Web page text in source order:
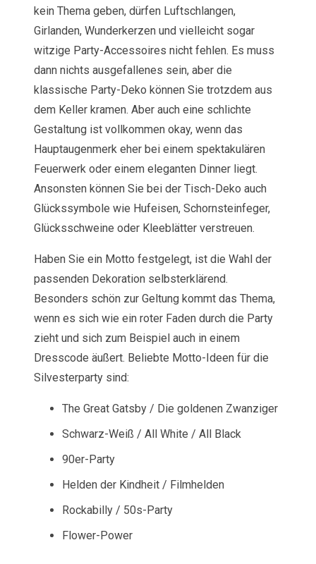
kein Thema geben, dürfen Luftschlangen,
Girlanden, Wunderkerzen und vielleicht sogar
witzige Party-Accessoires nicht fehlen. Es muss
dann nichts ausgefallenes sein, aber die
klassische Party-Deko können Sie trotzdem aus
dem Keller kramen. Aber auch eine schlichte
Gestaltung ist vollkommen okay, wenn das
Hauptaugenmerk eher bei einem spektakulären
Feuerwerk oder einem eleganten Dinner liegt.
Ansonsten können Sie bei der Tisch-Deko auch
Glückssymbole wie Hufeisen, Schornsteinfeger,
Glücksschweine oder Kleeblätter verstreuen.
Haben Sie ein Motto festgelegt, ist die Wahl der
passenden Dekoration selbsterklärend.
Besonders schön zur Geltung kommt das Thema,
wenn es sich wie ein roter Faden durch die Party
zieht und sich zum Beispiel auch in einem
Dresscode äußert. Beliebte Motto-Ideen für die
Silvesterparty sind:
The Great Gatsby / Die goldenen Zwanziger
Schwarz-Weiß / All White / All Black
90er-Party
Helden der Kindheit / Filmhelden
Rockabilly / 50s-Party
Flower-Power